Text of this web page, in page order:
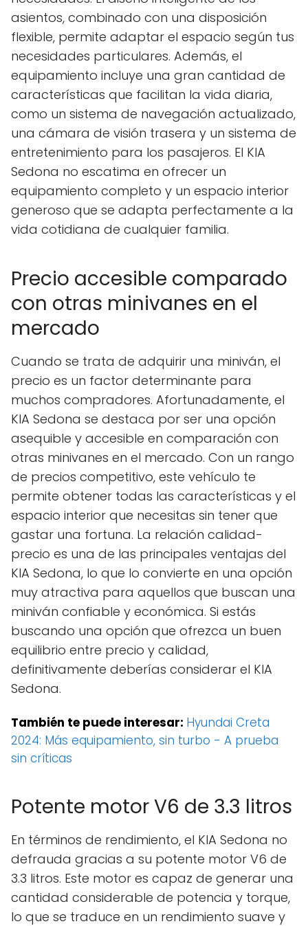
asientos, combinado con una disposición
flexible, permite adaptar el espacio según tus
necesidades particulares. Además, el
equipamiento incluye una gran cantidad de
características que facilitan la vida diaria,
como un sistema de navegación actualizado,
una cámara de visión trasera y un sistema de
entretenimiento para los pasajeros. El KIA
Sedona no escatima en ofrecer un
equipamiento completo y un espacio interior
generoso que se adapta perfectamente a la
vida cotidiana de cualquier familia.
Precio accesible comparado
con otras minivanes en el
mercado
Cuando se trata de adquirir una miniván, el
precio es un factor determinante para
muchos compradores. Afortunadamente, el
KIA Sedona se destaca por ser una opción
asequible y accesible en comparación con
otras minivanes en el mercado. Con un rango
de precios competitivo, este vehículo te
permite obtener todas las características y el
espacio interior que necesitas sin tener que
gastar una fortuna. La relación calidad-
precio es una de las principales ventajas del
KIA Sedona, lo que lo convierte en una opción
muy atractiva para aquellos que buscan una
miniván confiable y económica. Si estás
buscando una opción que ofrezca un buen
equilibrio entre precio y calidad,
definitivamente deberías considerar el KIA
Sedona.
También te puede interesar: Hyundai Creta
2024: Más equipamiento, sin turbo - A prueba
sin críticas
Potente motor V6 de 3.3 litros
En términos de rendimiento, el KIA Sedona no
defrauda gracias a su potente motor V6 de
3.3 litros. Este motor es capaz de generar una
cantidad considerable de potencia y torque,
lo que se traduce en un rendimiento suave y